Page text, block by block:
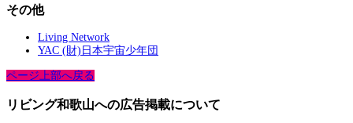
その他
Living Network
YAC (財)日本宇宙少年団
ページ上部へ戻る
リビング和歌山への広告掲載について